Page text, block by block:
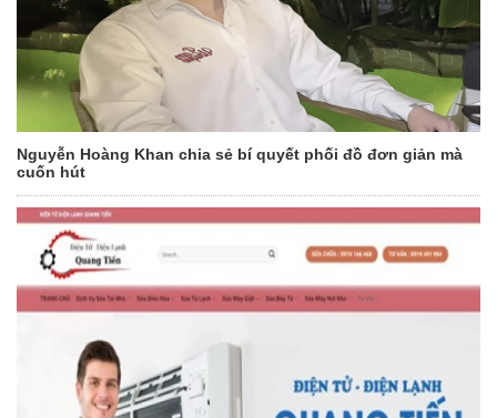
Nguyễn Hoàng Khan chia sẻ bí quyết phối đồ đơn giản mà
cuốn hút